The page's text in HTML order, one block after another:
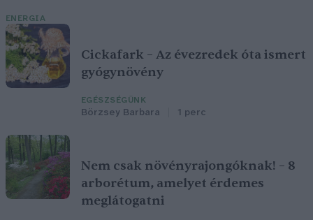
ENERGIA
Cickafark – Az évezredek óta ismert
gyógynövény
EGÉSZSÉGÜNK
Börzsey Barbara 1 perc
Nem csak növényrajongóknak! – 8
arborétum, amelyet érdemes
meglátogatni